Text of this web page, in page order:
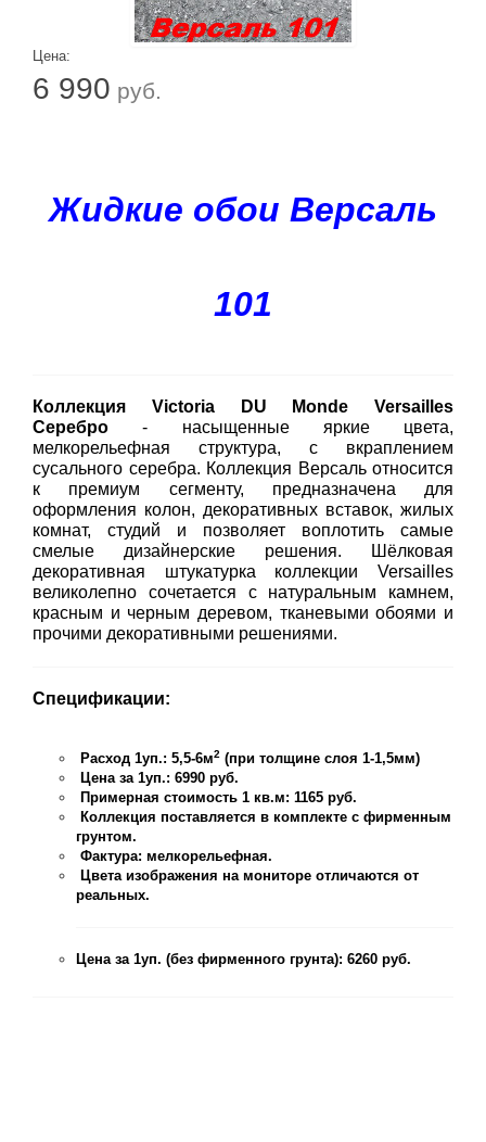
Цена:
6 990 руб.
Жидкие обои Версаль
101
Коллекция Victoria DU Monde Versailles
Серебро - насыщенные яркие цвета,
мелкорельефная структура, с вкраплением
сусального серебра. Коллекция Версаль относится
к премиум сегменту, предназначена для
оформления колон, декоративных вставок, жилых
комнат, студий и позволяет воплотить самые
смелые дизайнерские решения. Шёлковая
декоративная штукатурка коллекции Versailles
великолепно сочетается с натуральным камнем,
красным и черным деревом, тканевыми обоями и
прочими декоративными решениями.
Спецификации:
Расход 1уп.: 5,5-6м2 (при толщине слоя 1-1,5мм)
Цена за 1уп.: 6990 руб.
Примерная стоимость 1 кв.м: 1165 руб.
Коллекция поставляется в комплекте с фирменным
грунтом.
Фактура: мелкорельефная.
Цвета изображения на мониторе отличаются от
реальных.
Цена за 1уп. (без фирменного грунта): 6260 руб.